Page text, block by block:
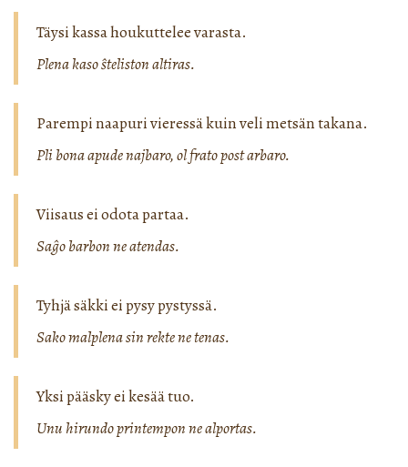
Täysi kassa houkuttelee varasta.
Plena kaso ŝteliston altiras.
Parempi naapuri vieressä kuin veli metsän takana.
Pli bona apude najbaro, ol frato post arbaro.
Viisaus ei odota partaa.
Saĝo barbon ne atendas.
Tyhjä säkki ei pysy pystyssä.
Sako malplena sin rekte ne tenas.
Yksi pääsky ei kesää tuo.
Unu hirundo printempon ne alportas.